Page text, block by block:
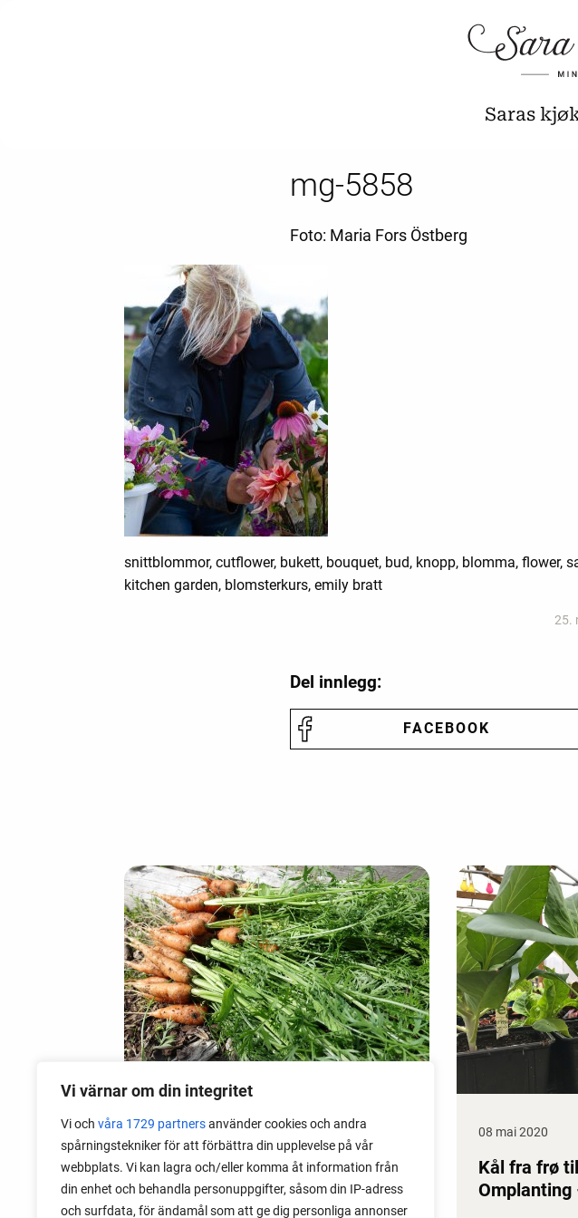
Vi värnar om din integritet
Vi och våra 1729 partnersanvänder cookies och andra
spårningstekniker för att förbättra din upplevelse på vår
webbplats. Vi kan lagra och/eller komma åt information från
din enhet och behandla personuppgifter, såsom din IP-adress
och surfdata, för ändamål som att ge dig personliga annonser
Saras
mg-5858
Foto: Maria Fors Östberg
snittblommor, cutflower, bukett, bouquet, bud, knopp, blomma, flower,
kitchen garden, blomsterkurs, emily bratt
25.
Del innlegg:
FACEBOOK
09 mai 2020
Brannskader av grønnsaker
Noen grønnsaker kan utrolig nok
08 mai 2020
Kål fra frø
Omplanting